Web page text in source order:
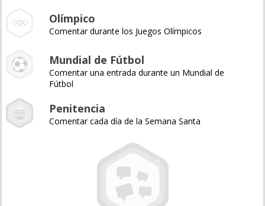
Olímpico
Comentar durante los Juegos Olímpicos
Mundial de Fútbol
Comentar una entrada durante un Mundial de
Fútbol
Penitencia
Comentar cada día de la Semana Santa